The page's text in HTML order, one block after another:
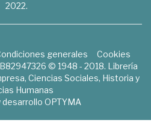
2022.
generales
Cookies
© 1948 - 2018. Librería
Ciencias Sociales, Historia y
Humanas
desarrollo OPTYMA